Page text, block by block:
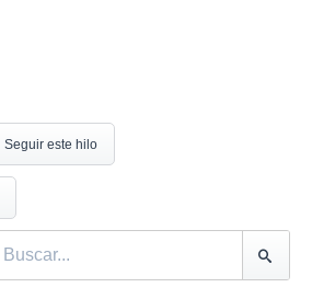
Seguir este hilo